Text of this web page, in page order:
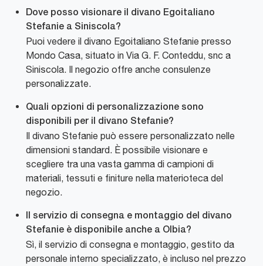
Dove posso visionare il divano Egoitaliano
Stefanie a Siniscola?
Puoi vedere il divano Egoitaliano Stefanie presso
Mondo Casa, situato in Via G. F. Conteddu, snc a
Siniscola. Il negozio offre anche consulenze
personalizzate.
Quali opzioni di personalizzazione sono
disponibili per il divano Stefanie?
Il divano Stefanie può essere personalizzato nelle
dimensioni standard. È possibile visionare e
scegliere tra una vasta gamma di campioni di
materiali, tessuti e finiture nella materioteca del
negozio.
Il servizio di consegna e montaggio del divano
Stefanie è disponibile anche a Olbia?
Sì, il servizio di consegna e montaggio, gestito da
personale interno specializzato, è incluso nel prezzo